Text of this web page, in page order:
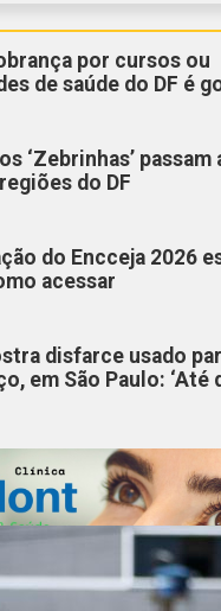
por cursos ou
de saúde do DF é
‘Zebrinhas’ passam
do DF
do Encceja 2026
acessar
disfarce usado
em São Paulo: ‘Até